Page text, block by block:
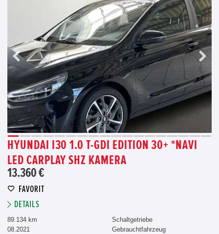
HYUNDAI I30 1.0 T-GDI EDITION 30+ *NAVI
LED CARPLAY SHZ KAMERA
13.360 €
FAVORIT
DETAILS
89.134 km
08.2021
Schaltgetriebe
Gebrauchtfahrzeug